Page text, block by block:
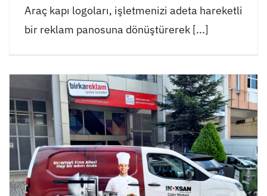
Araç kapı logoları, işletmenizi adeta hareketli
bir reklam panosuna dönüştürerek [...]